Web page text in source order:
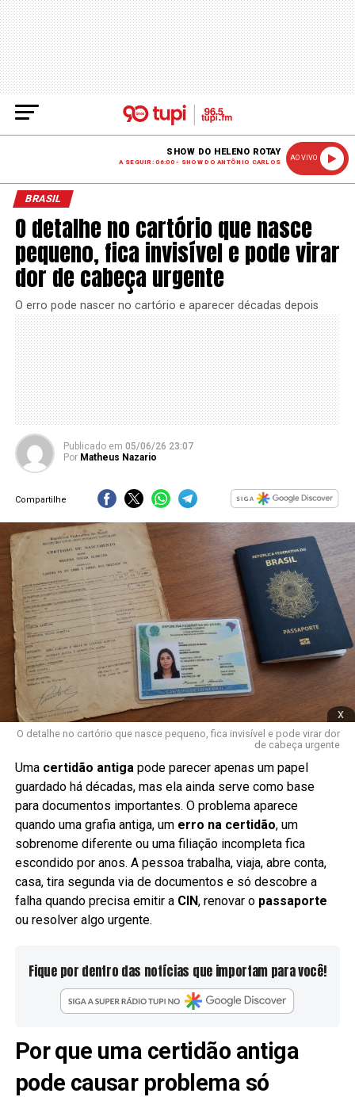
SHOW DO HELENO ROTAY
A SEGUIR: 06:00 - SHOW DO ANTÔNIO CARLOS
AO VIVO
BRASIL
O detalhe no cartório que nasce
pequeno, fica invisível e pode virar
dor de cabeça urgente
O erro pode nascer no cartório e aparecer décadas depois
Publicado em 05/06/26 23:07
Por Matheus Nazario
Compartilhe
x
O detalhe no cartório que nasce pequeno, fica invisível e pode virar dor
de cabeça urgente
Uma certidão antigapode parecer apenas um papel
guardado há décadas, mas ela ainda serve como base
para documentos importantes. O problema aparece
quando uma grafia antiga, um erro na certidão, um
sobrenome diferente ou uma filiação incompleta fica
escondido por anos. A pessoa trabalha, viaja, abre conta,
casa, tira segunda via de documentos e só descobre a
falha quando precisa emitir a CIN, renovar o passaporte
ou resolver algo urgente.
Fique por dentro das notícias que importam para você!
Por que uma certidão antiga
pode causar problema só